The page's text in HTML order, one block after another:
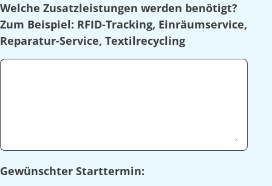
Welche Zusatzleistungen werden benötigt?
Zum Beispiel: RFID-Tracking, Einräumservice,
Reparatur-Service, Textilrecycling
Gewünschter Starttermin: